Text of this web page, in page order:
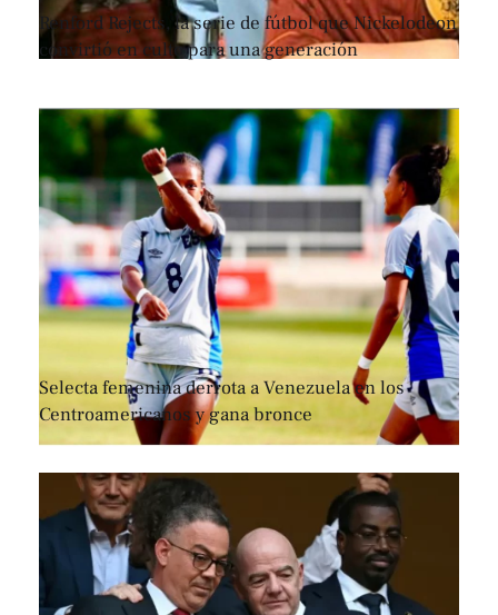
Renford Rejects, la serie de fútbol que Nickelodeon
convirtió en culto para una generación
Selecta femenina derrota a Venezuela en los
Centroamericanos y gana bronce